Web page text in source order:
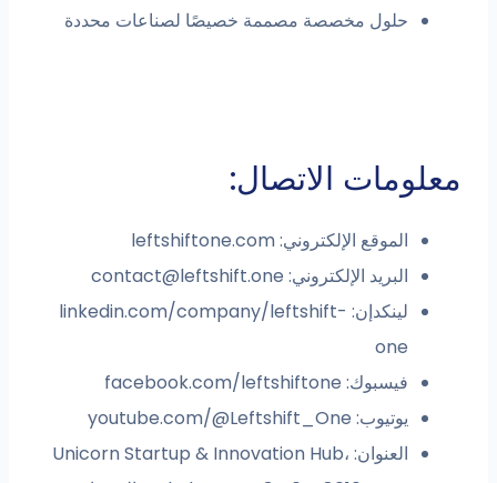
حلول مخصصة مصممة خصيصًا لصناعات محددة
معلومات الاتصال:
الموقع الإلكتروني: leftshiftone.com
البريد الإلكتروني: contact@leftshift.one
لينكدإن: linkedin.com/company/leftshift-
one
فيسبوك: facebook.com/leftshiftone
يوتيوب: youtube.com/@Leftshift_One
العنوان: Unicorn Startup & Innovation Hub،